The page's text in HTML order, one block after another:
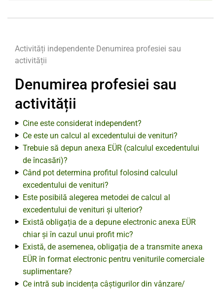
Activități independente Denumirea profesiei sau
activității
Denumirea profesiei sau
activității
Cine este considerat independent?
Ce este un calcul al excedentului de venituri?
Trebuie să depun anexa EÜR (calculul excedentului
de încasări)?
Când pot determina profitul folosind calculul
excedentului de venituri?
Este posibilă alegerea metodei de calcul al
excedentului de venituri și ulterior?
Există obligația de a depune electronic anexa EÜR
chiar și în cazul unui profit mic?
Există, de asemenea, obligația de a transmite anexa
EÜR în format electronic pentru veniturile comerciale
suplimentare?
Ce intră sub incidența câștigurilor din vânzare/